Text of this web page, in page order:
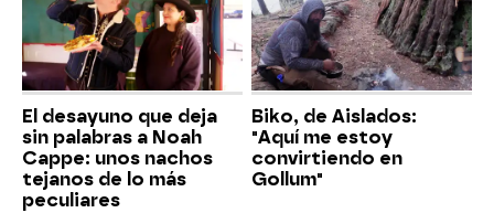
El desayuno que deja
sin palabras a Noah
Cappe: unos nachos
tejanos de lo más
peculiares
Biko, de Aislados:
"Aquí me estoy
convirtiendo en
Gollum"